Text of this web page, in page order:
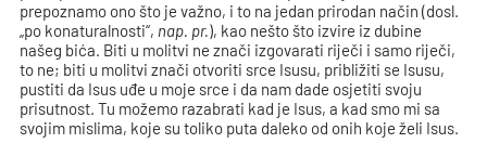
prepoznamo ono što je važno, i to na jedan prirodan način (dosl.
„po konaturalnosti“, nap. pr.), kao nešto što izvire iz dubine
našeg bića. Biti u molitvi ne znači izgovarati riječi i samo riječi,
to ne; biti u molitvi znači otvoriti srce Isusu, približiti se Isusu,
pustiti da Isus uđe u moje srce i da nam dade osjetiti svoju
prisutnost. Tu možemo razabrati kad je Isus, a kad smo mi sa
svojim mislima, koje su toliko puta daleko od onih koje želi Isus.